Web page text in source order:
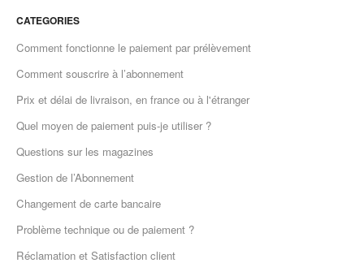
CATEGORIES
Comment fonctionne le paiement par prélèvement
Comment souscrire à l’abonnement
Prix et délai de livraison, en france ou à l'étranger
Quel moyen de paiement puis-je utiliser ?
Questions sur les magazines
Gestion de l’Abonnement
Changement de carte bancaire
Problème technique ou de paiement ?
Réclamation et Satisfaction client